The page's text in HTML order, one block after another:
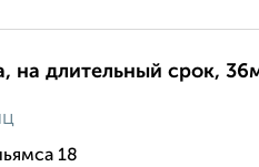
на длительный срок,
18